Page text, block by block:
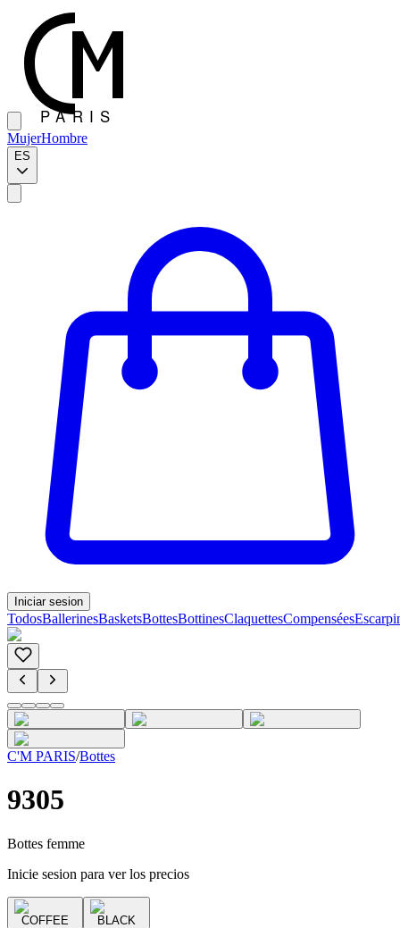
MujerHombre
ES
Iniciar sesion
TodosBallerinesBasketsBottesBottinesClaquettesCompensées
C'M PARIS/Bottes
9305
Bottes femme
Inicie sesion para ver los precios
COFFEE BLACK